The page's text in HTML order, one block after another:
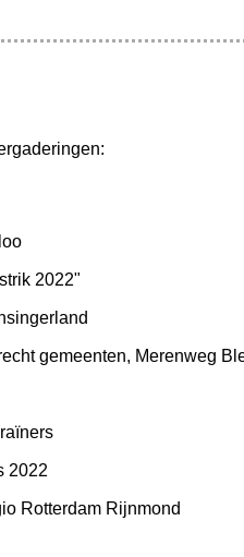
2022"
gemeenten, Merenweg
2022
Rotterdam Rijnmond